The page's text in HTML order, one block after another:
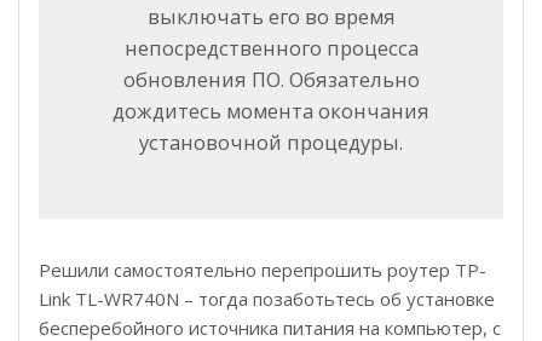
выключать его во время
непосредственного процесса
обновления ПО. Обязательно
дождитесь момента окончания
установочной процедуры.
Решили самостоятельно перепрошить роутер TP-
Link TL-WR740N – тогда позаботьтесь об установке
бесперебойного источника питания на компьютер, с